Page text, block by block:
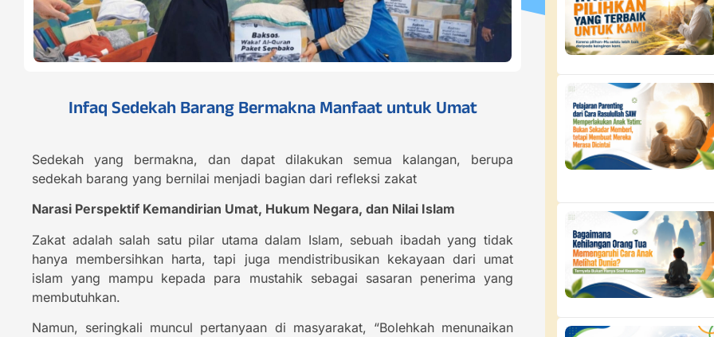
Infaq Sedekah Barang Bermakna Manfaat untuk Umat
Sedekah yang bermakna, dan dapat dilakukan semua kalangan, berupa
sedekah barang yang bernilai menjadi bagian dari refleksi zakat
Narasi Perspektif Kemandirian Umat, Hukum Negara, dan Nilai Islam
Zakat adalah salah satu pilar utama dalam Islam, sebuah ibadah yang tidak
hanya membersihkan harta, tapi juga mendistribusikan kekayaan dari umat
islam yang mampu kepada para mustahik sebagai sasaran penerima yang
membutuhkan.
Namun, seringkali muncul pertanyaan di masyarakat, “Bolehkah menunaikan